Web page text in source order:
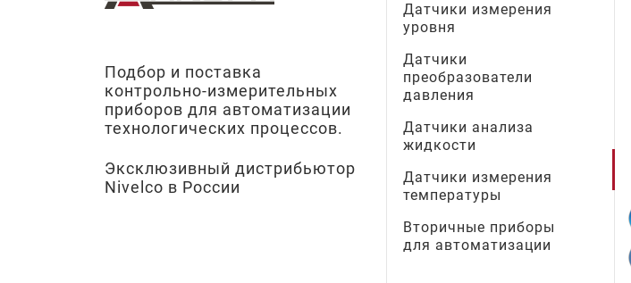
Подбор и поставка
контрольно-измерительных
приборов для автоматизации
технологических процессов.
Эксклюзивный дистрибьютор
Nivelco в России
Датчики измерения
уровня
Датчики
преобразователи
давления
Датчики анализа
жидкости
Датчики измерения
температуры
Вторичные приборы
для автоматизации